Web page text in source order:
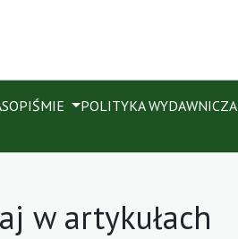
POLITYKA WYDAWNICZA
w artykułach